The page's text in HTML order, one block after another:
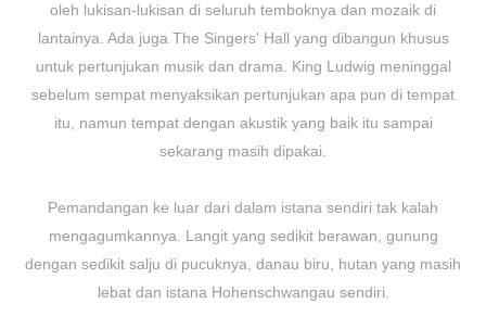
oleh lukisan-lukisan di seluruh temboknya dan mozaik di
lantainya. Ada juga The Singers' Hall yang dibangun khusus
untuk pertunjukan musik dan drama. King Ludwig meninggal
sebelum sempat menyaksikan pertunjukan apa pun di tempat
itu, namun tempat dengan akustik yang baik itu sampai
sekarang masih dipakai.
Pemandangan ke luar dari dalam istana sendiri tak kalah
mengagumkannya. Langit yang sedikit berawan, gunung
dengan sedikit salju di pucuknya, danau biru, hutan yang masih
lebat dan istana Hohenschwangau sendiri.